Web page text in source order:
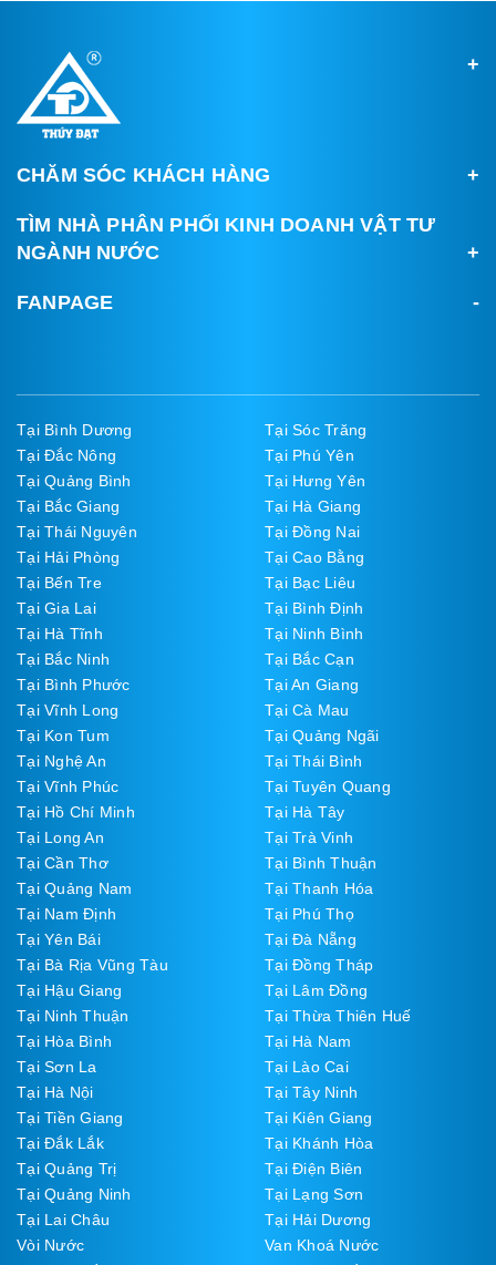
CHĂM SÓC KHÁCH HÀNG
TÌM NHÀ PHÂN PHỐI KINH DOANH VẬT TƯ
NGÀNH NƯỚC
FANPAGE
Tại Bình Dương
Tại Sóc Trăng
Tại Đắc Nông
Tại Phú Yên
Tại Quảng Bình
Tại Hưng Yên
Tại Bắc Giang
Tại Hà Giang
Tại Thái Nguyên
Tại Đồng Nai
Tại Hải Phòng
Tại Cao Bằng
Tại Bến Tre
Tại Bạc Liêu
Tại Gia Lai
Tại Bình Định
Tại Hà Tĩnh
Tại Ninh Bình
Tại Bắc Ninh
Tại Bắc Cạn
Tại Bình Phước
Tại An Giang
Tại Vĩnh Long
Tại Cà Mau
Tại Kon Tum
Tại Quảng Ngãi
Tại Nghệ An
Tại Thái Bình
Tại Vĩnh Phúc
Tại Tuyên Quang
Tại Hồ Chí Minh
Tại Hà Tây
Tại Long An
Tại Trà Vinh
Tại Cần Thơ
Tại Bình Thuận
Tại Quảng Nam
Tại Thanh Hóa
Tại Nam Định
Tại Phú Thọ
Tại Yên Bái
Tại Đà Nẵng
Tại Bà Rịa Vũng Tàu
Tại Đồng Tháp
Tại Hậu Giang
Tại Lâm Đồng
Tại Ninh Thuận
Tại Thừa Thiên Huế
Tại Hòa Bình
Tại Hà Nam
Tại Sơn La
Tại Lào Cai
Tại Hà Nội
Tại Tây Ninh
Tại Tiền Giang
Tại Kiên Giang
Tại Đắk Lắk
Tại Khánh Hòa
Tại Quảng Trị
Tại Điện Biên
Tại Quảng Ninh
Tại Lạng Sơn
Tại Lai Châu
Tại Hải Dương
Vòi Nước
Van Khoá Nước